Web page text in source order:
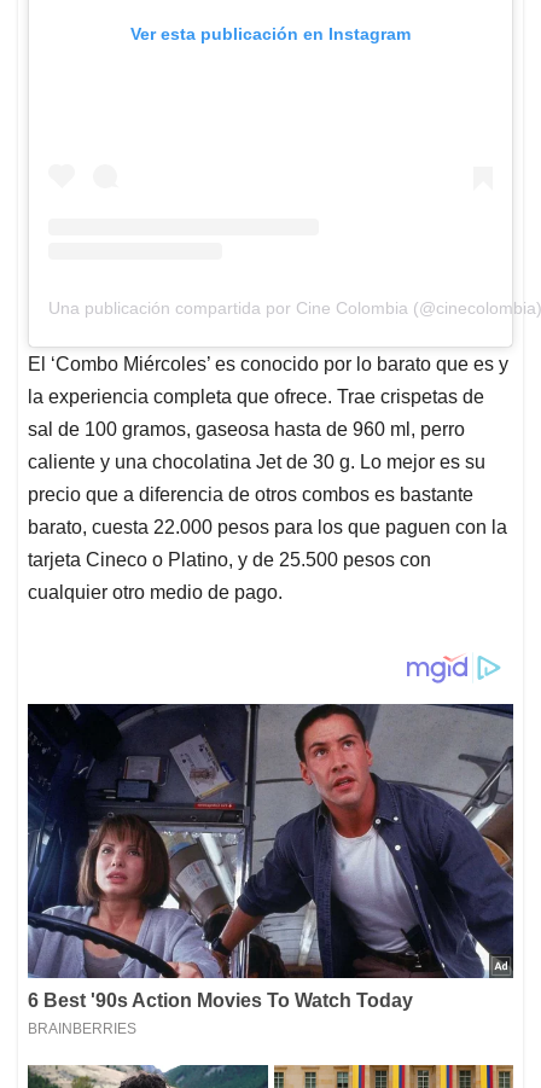
Ver esta publicación en Instagram
Una publicación compartida por Cine Colombia (@cinecolombia)
El ‘Combo Miércoles’ es conocido por lo barato que es y
la experiencia completa que ofrece. Trae crispetas de
sal de 100 gramos, gaseosa hasta de 960 ml, perro
caliente y una chocolatina Jet de 30 g. Lo mejor es su
precio que a diferencia de otros combos es bastante
barato, cuesta 22.000 pesos para los que paguen con la
tarjeta Cineco o Platino, y de 25.500 pesos con
cualquier otro medio de pago.